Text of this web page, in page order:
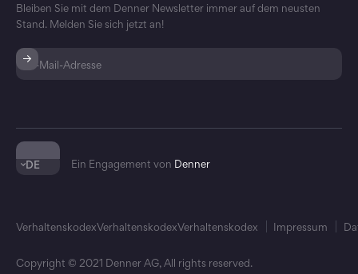
Bleiben Sie mit dem Denner Newsletter immer auf dem neusten
Stand. Melden Sie sich jetzt an!
DE Ein Engagement von Denner
VerhaltenskodexVerhaltenskodexVerhaltenskodex Impressum
Copyright © 2021 Denner AG, All rights reserved.